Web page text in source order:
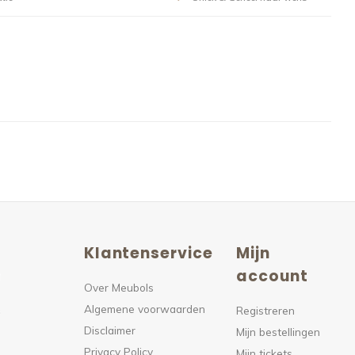
Klantenservice
Over Meubols
Algemene voorwaarden
Disclaimer
Privacy Policy
Mijn
account
Registreren
Mijn bestellingen